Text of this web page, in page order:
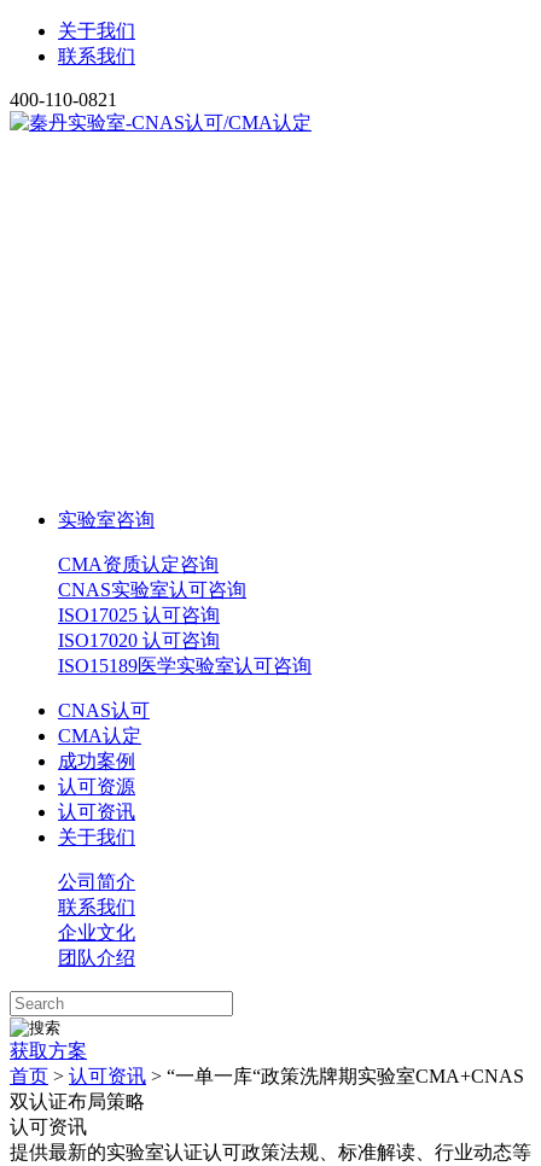
关于我们
联系我们
400-110-0821
实验室咨询
CMA资质认定咨询
CNAS实验室认可咨询
ISO17025 认可咨询
ISO17020 认可咨询
ISO15189医学实验室认可咨询
CNAS认可
CMA认定
成功案例
认可资源
认可资讯
关于我们
公司简介
联系我们
企业文化
团队介绍
获取方案
首页 > 认可资讯 > “一单一库“政策洗牌期实验室CMA+CNAS
双认证布局策略
认可资讯
提供最新的实验室认证认可政策法规、标准解读、行业动态等